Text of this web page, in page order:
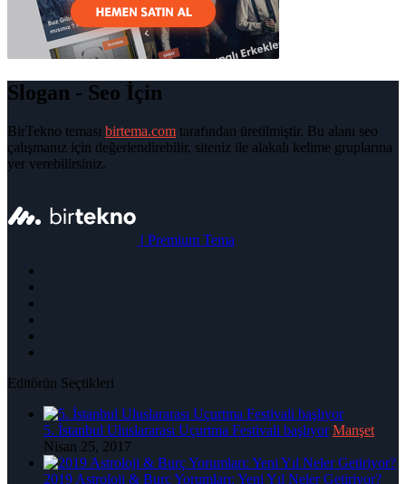
Slogan - Seo İçin
BirTekno teması birtema.com tarafından üretilmiştir. Bu alanı seo
çalışmanız için değerlendirebilir, siteniz ile alakalı kelime gruplarına
yer verebilirsiniz.
| Premium Tema
Editörün Seçtikleri
5. İstanbul Uluslararası Uçurtma Festivali başlıyor Manşet
Nisan 25, 2017
2019 Astroloji & Burç Yorumları: Yeni Yıl Neler Getiriyor?